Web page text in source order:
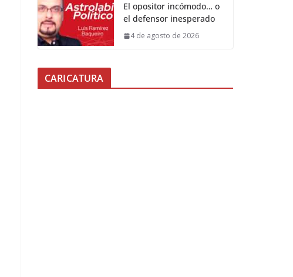
El opositor incómodo… o
el defensor inesperado
4 de agosto de 2026
CARICATURA